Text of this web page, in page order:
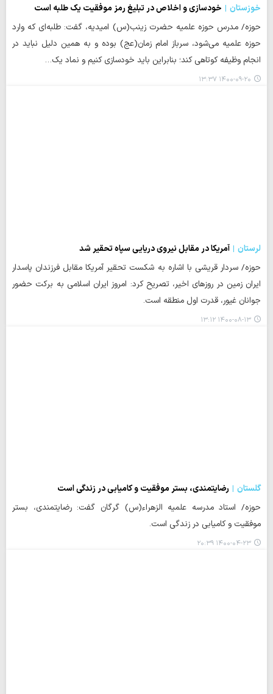
خوزستان
خودسازی و اخلاص در تبلیغ رمز موفقیت یک طلبه است
حوزه/ مدرس حوزه علمیه حضرت زینب(س) امیدیه، گفت: طلبه‌ای که وارد
حوزه علمیه می‌شود، سرباز امام زمان(عج) بوده و به همین دلیل نباید در
انجام وظیفه کوتاهی کند؛ بنابراین باید خودسازی کنیم و نماد یک…
۱۴۰۰-۰۹-۲۰ ۱۳:۳۷
لرستان
آمریکا در مقابل نیروی دریایی سپاه تحقیر شد
حوزه/ سردار قریشی با اشاره به شکست تحقیر آمریکا مقابل فرزندان پاسدار
ایران زمین در روزهای اخیر، تصریح کرد: امروز ایران اسلامی به برکت حضور
جوانان غیور، قدرت اول منطقه است.
۱۴۰۰-۰۸-۱۳ ۱۳:۱۲
گلستان
رضایتمندی، بستر موفقیت و کامیابی در زندگی است
حوزه/ استاد مدرسه علمیه الزهراء(س) گرگان گفت: رضایتمندی، بستر
موفقیت و کامیابی در زندگی است.
۱۴۰۰-۰۴-۲۳ ۲۰:۳۹